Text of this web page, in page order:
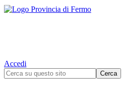
Accedi